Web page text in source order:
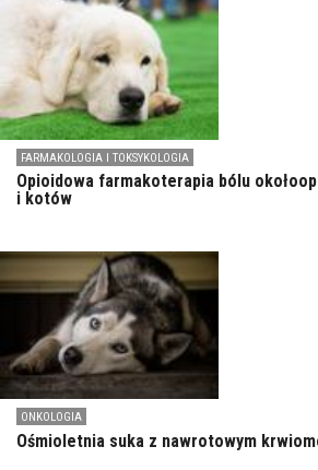
FARMAKOLOGIA I TOKSYKOLOGIA
Opioidowa farmakoterapia bólu
i kotów
ONKOLOGIA
Ośmioletnia suka z nawrotowym